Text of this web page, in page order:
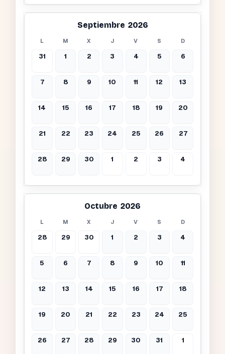
Septiembre 2026
L M X J V S D
31 1 2 3 4 5 6
7 8 9 10 11 12 13
14 15 16 17 18 19 20
21 22 23 24 25 26 27
28 29 30 1 2 3 4
Octubre 2026
L M X J V S D
28 29 30 1 2 3 4
5 6 7 8 9 10 11
12 13 14 15 16 17 18
19 20 21 22 23 24 25
26 27 28 29 30 31 1